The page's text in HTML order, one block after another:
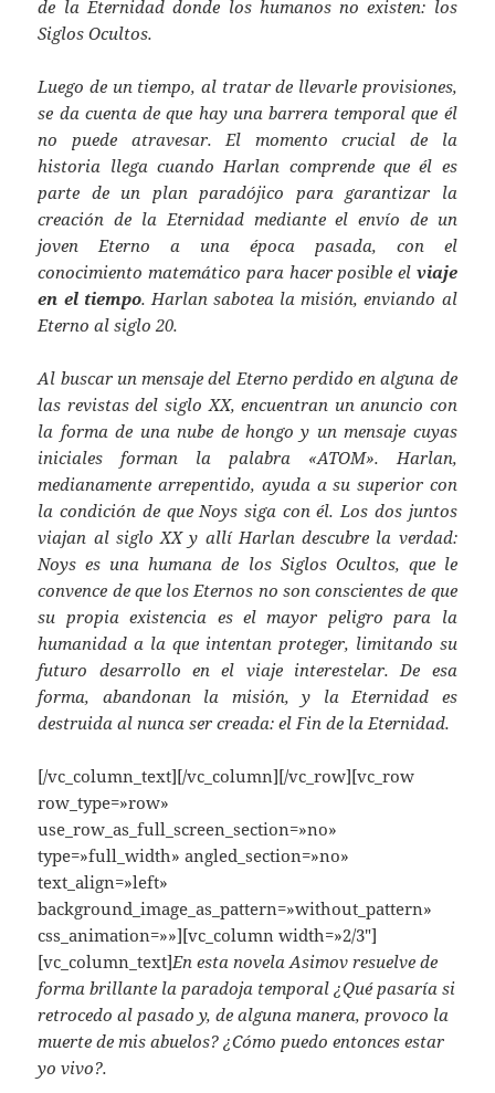
de la Eternidad donde los humanos no existen: los
Siglos Ocultos.
Luego de un tiempo, al tratar de llevarle provisiones,
se da cuenta de que hay una barrera temporal que él
no puede atravesar. El momento crucial de la
historia llega cuando Harlan comprende que él es
parte de un plan paradójico para garantizar la
creación de la Eternidad mediante el envío de un
joven Eterno a una época pasada, con el
conocimiento matemático para hacer posible el viaje
en el tiempo. Harlan sabotea la misión, enviando al
Eterno al siglo 20.
Al buscar un mensaje del Eterno perdido en alguna de
las revistas del siglo XX, encuentran un anuncio con
la forma de una nube de hongo y un mensaje cuyas
iniciales forman la palabra «ATOM». Harlan,
medianamente arrepentido, ayuda a su superior con
la condición de que Noys siga con él. Los dos juntos
viajan al siglo XX y allí Harlan descubre la verdad:
Noys es una humana de los Siglos Ocultos, que le
convence de que los Eternos no son conscientes de que
su propia existencia es el mayor peligro para la
humanidad a la que intentan proteger, limitando su
futuro desarrollo en el viaje interestelar. De esa
forma, abandonan la misión, y la Eternidad es
destruida al nunca ser creada: el Fin de la Eternidad.
[/vc_column_text][/vc_column][/vc_row][vc_row
row_type=»row»
use_row_as_full_screen_section=»no»
type=»full_width» angled_section=»no»
text_align=»left»
background_image_as_pattern=»without_pattern»
css_animation=»»][vc_column width=»2/3″]
[vc_column_text]En esta novela Asimov resuelve de
forma brillante la paradoja temporal ¿Qué pasaría si
retrocedo al pasado y, de alguna manera, provoco la
muerte de mis abuelos? ¿Cómo puedo entonces estar
yo vivo?.